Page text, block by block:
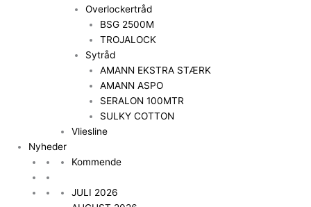
Overlockertråd
BSG 2500M
TROJALOCK
Sytråd
AMANN EKSTRA STÆRK
AMANN ASPO
SERALON 100MTR
SULKY COTTON
Vliesline
Nyheder
Kommende
JULI 2026